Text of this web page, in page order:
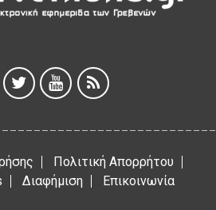
Πολιτική Απορρήτου
Διαφήμιση Επικοινωνία